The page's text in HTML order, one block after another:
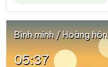
Bình minh / Hoàng hôn
05:37